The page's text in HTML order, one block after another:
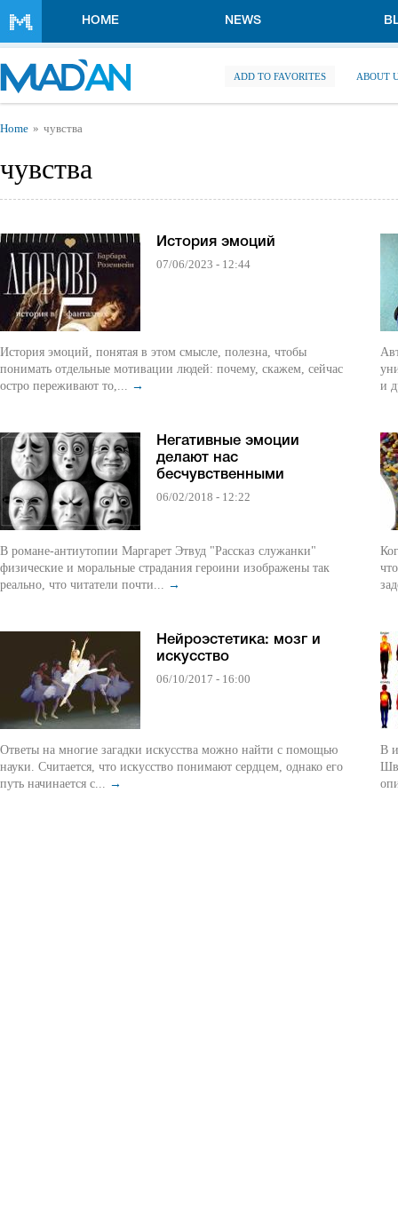
HOME NEWS
ADD TO FAVORITES ABOUT
You are here
Home чувства
чувства
История эмоций
07/06/2023 - 12:44
История эмоций, понятая в этом смысле, полезна, чтобы
понимать отдельные мотивации людей: почему, скажем, сейчас
остро переживают то,... →
Негативные эмоции
делают нас
бесчувственными
06/02/2018 - 12:22
В романе-антиутопии Маргарет Этвуд "Рассказ служанки"
физические и моральные страдания героини изображены так
реально, что читатели почти... →
Нейроэстетика: мозг и
искусство
06/10/2017 - 16:00
Ответы на многие загадки искусства можно найти с помощью
науки. Считается, что искусство понимают сердцем, однако его
путь начинается с... →
и
В